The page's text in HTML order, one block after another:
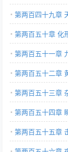
第两百四十九章
第两百五十章 化
第两百五十一章
第两百五十二章
第两百五十三章
第两百五十四章
第两百五十五章